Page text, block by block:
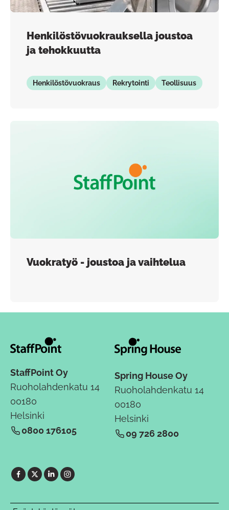
Henkilöstövuokrauksella joustoa
ja tehokkuutta
Henkilöstövuokraus Rekrytointi Teollisuus
Vuokratyö - joustoa ja vaihtelua
StaffPoint Oy
Ruoholahdenkatu 14
00180
Helsinki
0800 176105
Spring House Oy
Ruoholahdenkatu 14
00180
Helsinki
09 726 2800